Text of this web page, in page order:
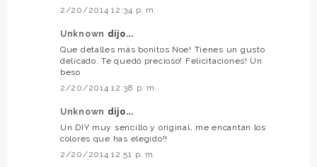
2/20/2014 12:34 p. m.
Unknown dijo...
Que detalles más bonitos Noe! Tienes un gusto
delicado. Te quedó precioso! Felicitaciones! Un
beso
2/20/2014 12:38 p. m.
Unknown dijo...
Un DIY muy sencillo y original, me encantan los
colores que has elegido!!
2/20/2014 12:51 p. m.